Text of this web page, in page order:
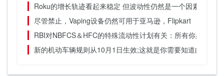
Roku的增长轨迹看起来稳定 但波动性仍然是一个因素
尽管禁止，Vaping设备仍然可用于亚马逊，Flipkart
RBI对NBFCS＆HFC的特殊流动性计划有关：所有你必须知
新的机动车辆规则从10月1日生效;这就是你需要知道的一切